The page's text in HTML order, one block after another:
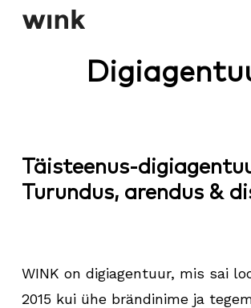
Skip
Täisteenus-
Turundus, arendus &
WINK on digiagentuur, mis sai
2015 kui ühe brändinime ja